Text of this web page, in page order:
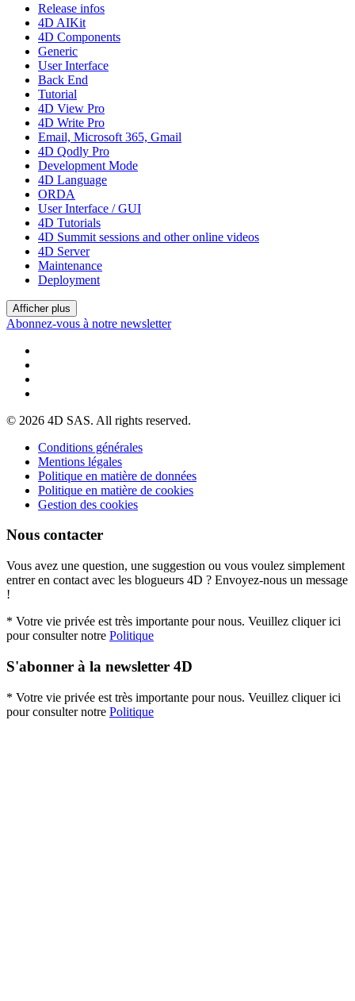
Release infos
4D AIKit
4D Components
Generic
User Interface
Back End
Tutorial
4D View Pro
4D Write Pro
Email, Microsoft 365, Gmail
4D Qodly Pro
Development Mode
4D Language
ORDA
User Interface / GUI
4D Tutorials
4D Summit sessions and other online videos
4D Server
Maintenance
Deployment
Afficher plus
Abonnez-vous à notre newsletter
© 2026 4D SAS. All rights reserved.
Conditions générales
Mentions légales
Politique en matière de données
Politique en matière de cookies
Gestion des cookies
Nous contacter
Vous avez une question, une suggestion ou vous voulez simplement
entrer en contact avec les blogueurs 4D ? Envoyez-nous un message
!
* Votre vie privée est très importante pour nous. Veuillez cliquer ici
pour consulter notre Politique
S'abonner à la newsletter 4D
* Votre vie privée est très importante pour nous. Veuillez cliquer ici
pour consulter notre Politique